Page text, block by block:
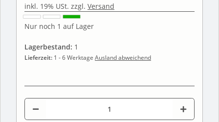
inkl. 19% USt. zzgl. Versand
Nur noch 1 auf Lager
Lagerbestand: 1
Lieferzeit: 1 - 6 Werktage Ausland abweichend